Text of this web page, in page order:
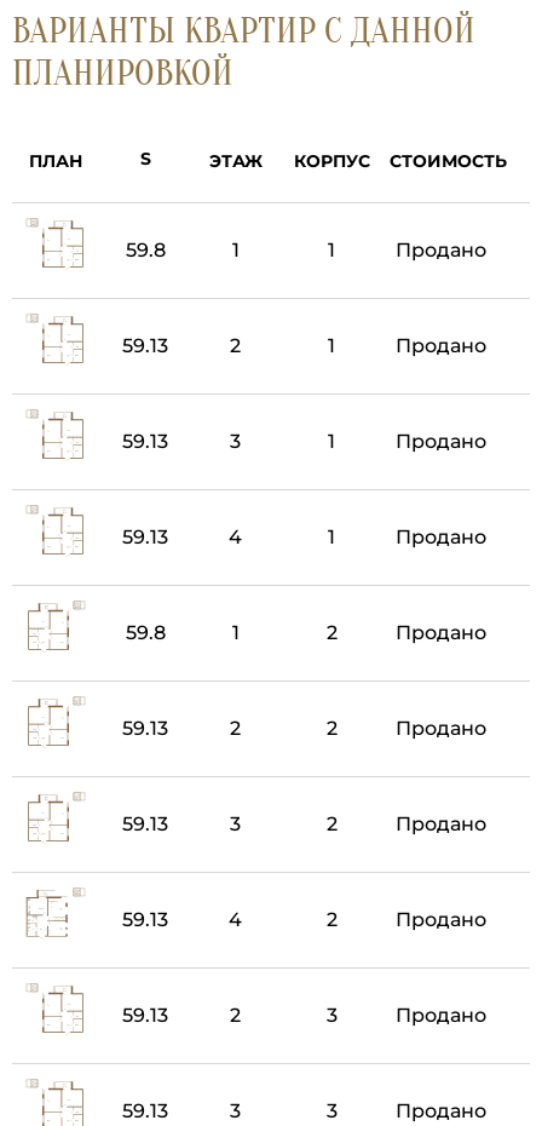
ВАРИАНТЫ КВАРТИР С ДАННОЙ
ПЛАНИРОВКОЙ
ПЛАН ЭТАЖ КОРПУС СТОИМОСТЬ
59.8 1 1 Продано
59.13 2 1 Продано
59.13 3 1 Продано
59.13 4 1 Продано
59.8 1 2 Продано
59.13 2 2 Продано
59.13 3 2 Продано
59.13 4 2 Продано
59.13 2 3 Продано
59.13 3 3 Продано